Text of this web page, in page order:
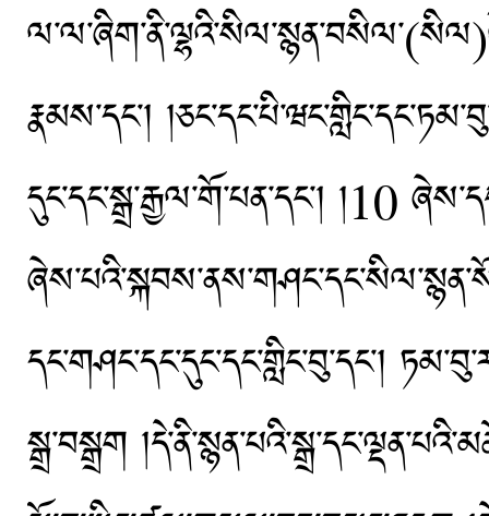
རྣམས་དང་།
དུང་དང་སྒྲ་རྒྱལ་གོ་པན་དང་། །10
དང་གཤང་དང་དུང་དང་གླིང་བུ་དང༌།
སྒྲ་བསྒྲག